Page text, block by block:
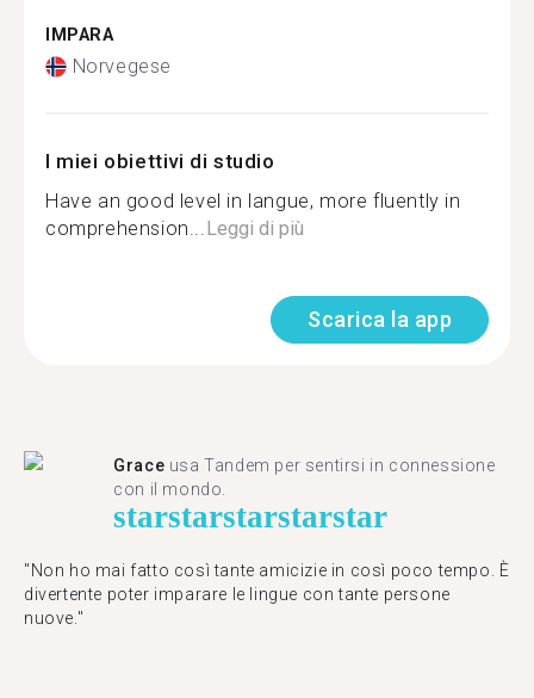
IMPARA
Norvegese
I miei obiettivi di studio
Have an good level in langue, more fluently in
comprehension...Leggi di più
Scarica la app
Grace usa Tandem per sentirsi in connessione
con il mondo.
starstarstarstarstar
"Non ho mai fatto così tante amicizie in così poco tempo. È
divertente poter imparare le lingue con tante persone
nuove."